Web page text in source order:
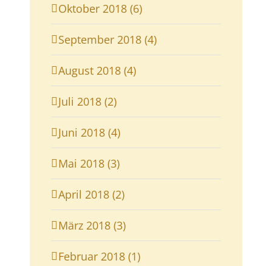
Oktober 2018 (6)
September 2018 (4)
August 2018 (4)
Juli 2018 (2)
Juni 2018 (4)
Mai 2018 (3)
April 2018 (2)
März 2018 (3)
Februar 2018 (1)